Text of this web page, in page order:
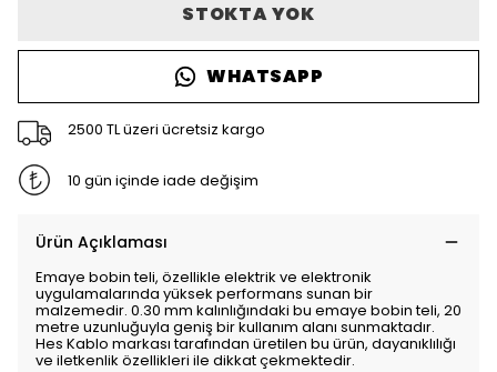
STOKTA YOK
WHATSAPP
2500 TL üzeri ücretsiz kargo
10 gün içinde iade değişim
Ürün Açıklaması
Emaye bobin teli, özellikle elektrik ve elektronik
uygulamalarında yüksek performans sunan bir
malzemedir. 0.30 mm kalınlığındaki bu emaye bobin teli, 20
metre uzunluğuyla geniş bir kullanım alanı sunmaktadır.
Hes Kablo markası tarafından üretilen bu ürün, dayanıklılığı
ve iletkenlik özellikleri ile dikkat çekmektedir.